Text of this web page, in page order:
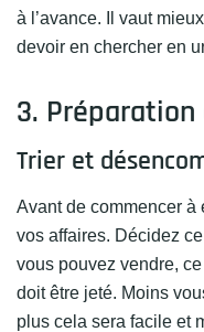
à l’avance. Il vaut
devoir en chercher en
3.
Trier et
Avant de commencer à
vos affaires. Décidez
vous pouvez vendre,
doit être jeté. Moins
plus cela sera facile et